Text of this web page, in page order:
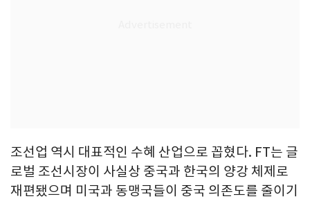
조선업 역시 대표적인 수혜 산업으로 꼽혔다. FT는 글
로벌 조선시장이 사실상 중국과 한국의 양강 체제로
재편됐으며 미국과 동맹국들이 중국 의존도를 줄이기